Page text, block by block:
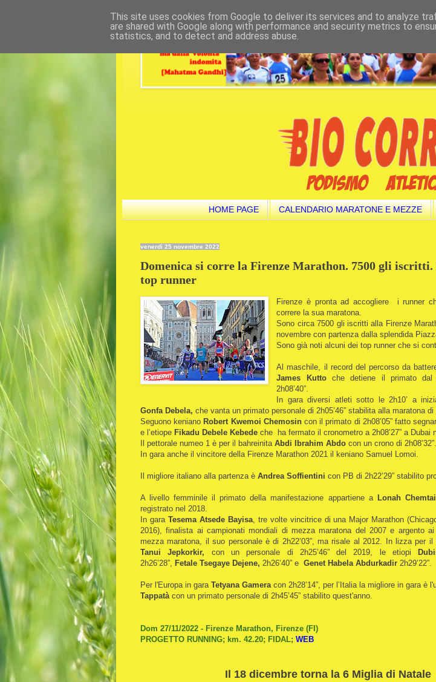
HOME PAGE CALENDARIO MARATONE E MEZZE
venerdì 25 novembre 2022
Domenica si corre la Firenze Marathon. 7500 gli iscritti.
top runner
Firenze è pronta ad accogliere i runner
correre la sua maratona.
Sono circa 7500 gli iscritti alla Firenze
novembre con partenza dalla splendida
Sono già noti alcuni dei top runner che si
Al maschile, il record del percorso da
James Kuttoche detiene il primato dal
2h08’40”.
In gara diversi atleti sotto le 2h10’ a
Gonfa Debela, che vanta un primato personale di 2h05’46” stabilita alla maratona di
Seguono keniano Robert Kwemoi Chemosincon il primato di 2h08’05” fatto
e l’etiope Fikadu Debele Kebede che ha fermato il cronometro a 2h08’27” a Dubai
Il pettorale numeo 1 è per il bahreinita Abdi Ibrahim Abdo con un crono di 2h08’32”.
In gara anche il vincitore della Firenze Marathon 2021 il keniano Samuel Lomoi.
Il migliore italiano alla partenza è Andrea Soffientini con PB di 2h22’29” stabilito
A livello femminile il primato della manifestazione appartiene a Lonah
registrato nel 2018.
In gara Tesema Atsede Bayisa, tre volte vincitrice di una Major Marathon
2016), finalista ai campionati mondiali di mezza maratona del 2007 e argento
mezza maratona, il suo personale è di 2h22’03”, ma risale al 2012. In lizza per il
Tanui Jepkorkir, con un personale di 2h25’46” del 2019, le etiopi
2h26’28”,
Fetale Tsegaye Dejene, 2h26’40” e Genet Habela Abdurkadir 2h29’22”.
Per l'Europa in gara Tetyana Gamera con 2h28’14”, per l’Italia la migliore in gara è
Tappatà con un primato personale di 2h45’45” stabilito quest'anno.
Dom 27/11/2022 - Firenze Marathon, Firenze (FI)
PROGETTO RUNNING; km. 42.20; FIDAL; WEB
Il 18 dicembre torna la 6 Miglia di Natale
This site uses cookies from Google to deliver its services and to analyze
are shared with Google along with performance and security metrics to
statistics, and to detect and address abuse.